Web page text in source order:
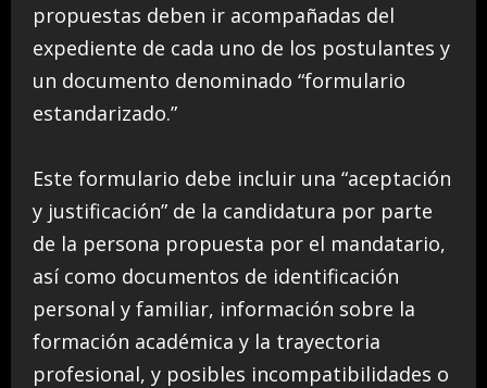
propuestas deben ir acompañadas del
expediente de cada uno de los postulantes y
un documento denominado “formulario
estandarizado.”
Este formulario debe incluir una “aceptación
y justificación” de la candidatura por parte
de la persona propuesta por el mandatario,
así como documentos de identificación
personal y familiar, información sobre la
formación académica y la trayectoria
profesional, y posibles incompatibilidades o